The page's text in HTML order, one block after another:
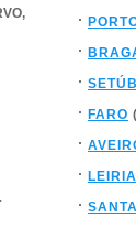
,
FARO
LEIRIA